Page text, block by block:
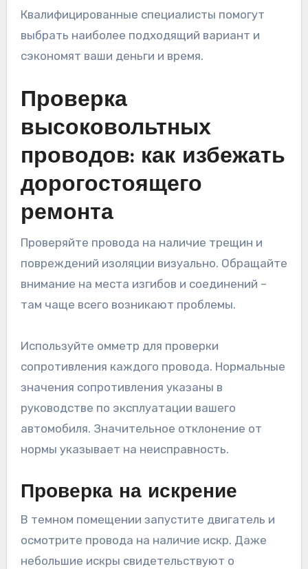
Квалифицированные специалисты помогут
выбрать наиболее подходящий вариант и
сэкономят ваши деньги и время.
Проверка
высоковольтных
проводов: как избежать
дорогостоящего
ремонта
Проверяйте провода на наличие трещин и
повреждений изоляции визуально. Обращайте
внимание на места изгибов и соединений –
там чаще всего возникают проблемы.
Используйте омметр для проверки
сопротивления каждого провода. Нормальные
значения сопротивления указаны в
руководстве по эксплуатации вашего
автомобиля. Значительное отклонение от
нормы указывает на неисправность.
Проверка на искрение
В темном помещении запустите двигатель и
осмотрите провода на наличие искр. Даже
небольшие искры свидетельствуют о